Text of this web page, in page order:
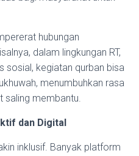
hubungan
dalam lingkungan RT,
sosial, kegiatan qurban bisa
menumbuhkan rasa
saling membantu.
dan Digital
inklusif. Banyak platform